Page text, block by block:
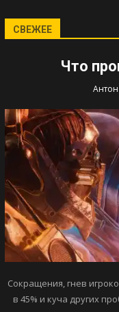
СВЕЖЕЕ
Что
Сокращения, гнев
в 45% и куча других